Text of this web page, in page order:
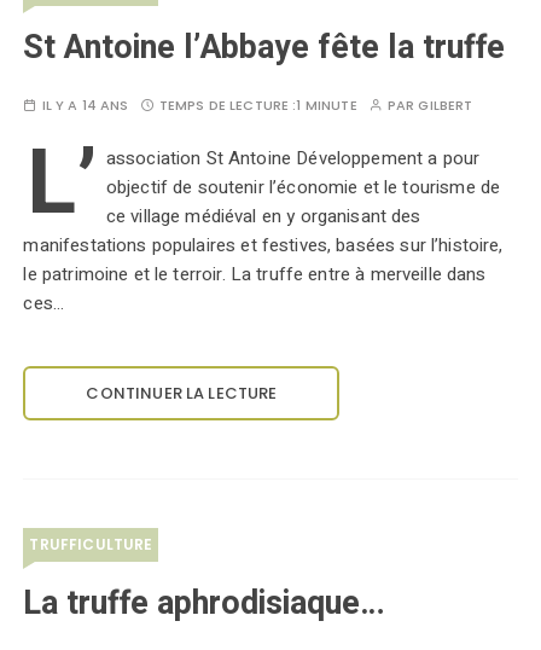
St Antoine l’Abbaye fête la truffe
IL Y A 14 ANS TEMPS DE LECTURE :1 MINUTE PARGILBERT
L’ association St Antoine Développement a pour
objectif de soutenir l’économie et le tourisme de
ce village médiéval en y organisant des
manifestations populaires et festives, basées sur l’histoire,
le patrimoine et le terroir. La truffe entre à merveille dans
ces…
CONTINUER LA LECTURE
TRUFFICULTURE
La truffe aphrodisiaque…